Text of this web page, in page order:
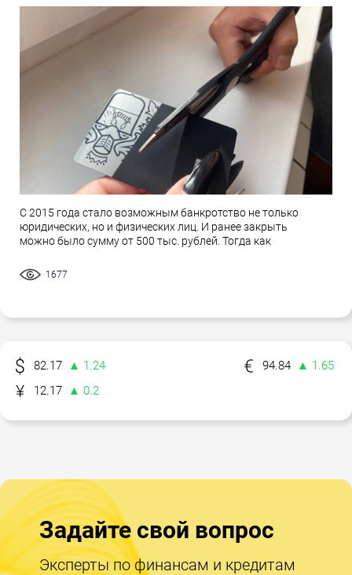
С 2015 года стало возможным банкротство не только
юридических, но и физических лиц. И ранее закрыть
можно было сумму от 500 тыс. рублей. Тогда как
1677
82.17 ▲ 1.24 94.84
▲ 1.65
12.17
▲ 0.2
Задайте свой вопрос
Эксперты по финансам и кредитам